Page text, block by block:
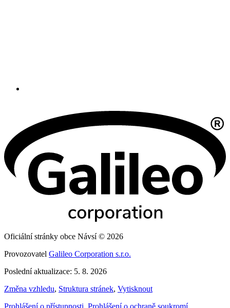
Oficiální stránky obce Návsí © 2026
Provozovatel Galileo Corporation s.r.o.
Poslední aktualizace: 5. 8. 2026
Změna vzhledu, Struktura stránek, Vytisknout
Prohlášení o přístupnosti, Prohlášení o ochraně soukromí